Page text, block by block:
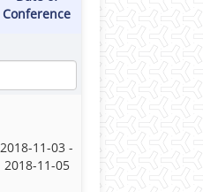
Conference
2018-11-03 -
2018-11-05